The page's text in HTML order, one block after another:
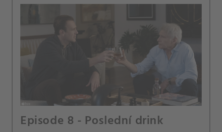
Episode 8 - Poslední drink